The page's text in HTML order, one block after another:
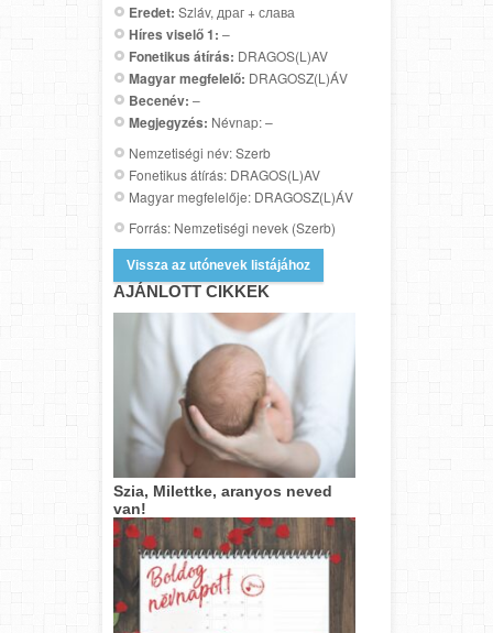
Eredet: Szláv, драг + слава
Híres viselő 1: –
Fonetikus átírás: DRAGOS(L)AV
Magyar megfelelő: DRAGOSZ(L)ÁV
Becenév: –
Megjegyzés: Névnap: –
Nemzetiségi név: Szerb
Fonetikus átírás: DRAGOS(L)AV
Magyar megfelelője: DRAGOSZ(L)ÁV
Forrás: Nemzetiségi nevek (Szerb)
Vissza az utónevek listájához
AJÁNLOTT CIKKEK
Szia, Milettke, aranyos neved
van!